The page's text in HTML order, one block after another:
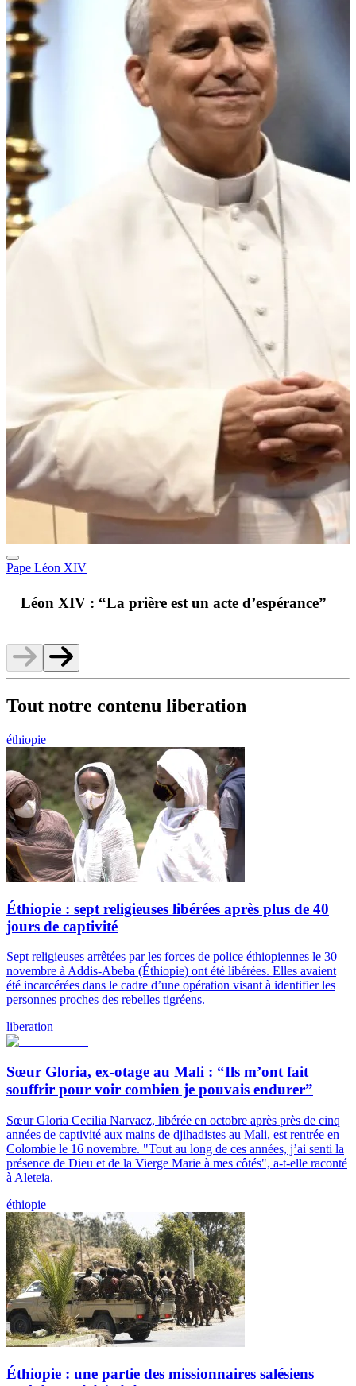
Pape Léon XIV
Léon XIV : “La prière est un acte d’espérance”
Tout notre contenu liberation
éthiopie
Éthiopie : sept religieuses libérées après plus de 40
jours de captivité
Sept religieuses arrêtées par les forces de police éthiopiennes le 30
novembre à Addis-Abeba (Éthiopie) ont été libérées. Elles avaient
été incarcérées dans le cadre d’une opération visant à identifier les
personnes proches des rebelles tigréens.
liberation
Sœur Gloria, ex-otage au Mali : “Ils m’ont fait
souffrir pour voir combien je pouvais endurer”
Sœur Gloria Cecilia Narvaez, libérée en octobre après près de cinq
années de captivité aux mains de djihadistes au Mali, est rentrée en
Colombie le 16 novembre. "Tout au long de ces années, j’ai senti la
présence de Dieu et de la Vierge Marie à mes côtés", a-t-elle raconté
à Aleteia.
éthiopie
Éthiopie : une partie des missionnaires salésiens